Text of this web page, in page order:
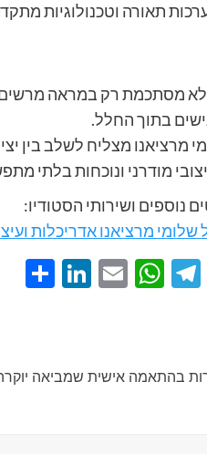
תאורה וטכנולוגיות
מסתכמת רק במראה מרשים –
בתוך החלל.
מרציאנו מצליח לשלב בין
מודרני ונוכחות בלתי
נוספים ושירותי הסטודיו:
מרציאנו אדריכלות
Pinterest
Telegram
WhatsApp
Email
בהתאמה אישית שמביאה